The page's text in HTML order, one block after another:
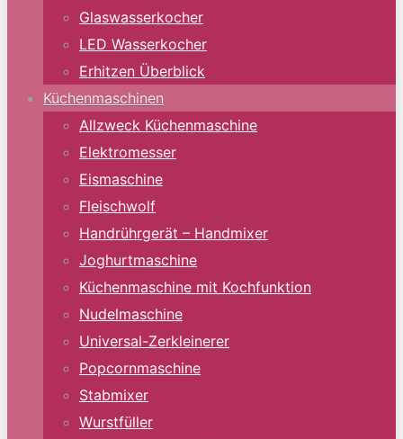
Glaswasserkocher
LED Wasserkocher
Erhitzen Überblick
Küchenmaschinen
Allzweck Küchenmaschine
Elektromesser
Eismaschine
Fleischwolf
Handrührgerät – Handmixer
Joghurtmaschine
Küchenmaschine mit Kochfunktion
Nudelmaschine
Universal-Zerkleinerer
Popcornmaschine
Stabmixer
Wurstfüller